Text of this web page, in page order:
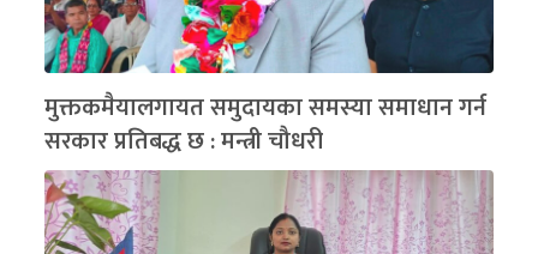
मुक्तकमैयालगायत समुदायका समस्या समाधान गर्न
सरकार प्रतिबद्ध छ : मन्त्री चौधरी